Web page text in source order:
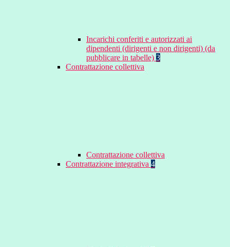
Incarichi conferiti e autorizzati ai
dipendenti (dirigenti e non dirigenti) (da
pubblicare in tabelle) 3
Contrattazione collettiva
Contrattazione collettiva
Contrattazione integrativa 4